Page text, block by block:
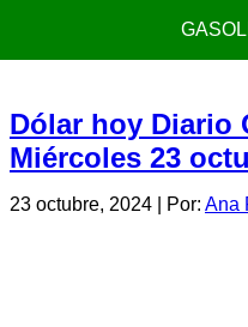
Dólar hoy Diario
Miércoles 23
23 octubre, 2024 | Por: Ana